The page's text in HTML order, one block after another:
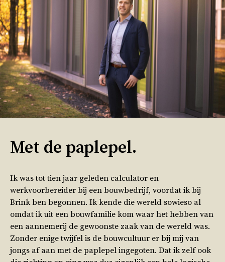
Met de paplepel.
Ik was tot tien jaar geleden calculator en
werkvoorbereider bij een bouwbedrijf, voordat ik bij
Brink ben begonnen. Ik kende die wereld sowieso al
omdat ik uit een bouwfamilie kom waar het hebben van
een aannemerij de gewoonste zaak van de wereld was.
Zonder enige twijfel is de bouwcultuur er bij mij van
jongs af aan met de paplepel ingegoten. Dat ik zelf ook